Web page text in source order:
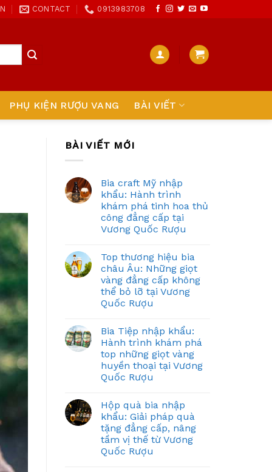
CONTACT 0913983708
PHỤ KIỆN RƯỢU VANG BÀI VIẾT
BÀI VIẾT MỚI
Bia craft Mỹ nhập
khẩu: Hành trình
khám phá tinh hoa thủ
công đẳng cấp tại
Vương Quốc Rượu
Top thương hiệu bia
châu Âu: Những giọt
vàng đẳng cấp không
thể bỏ lỡ tại Vương
Quốc Rượu
Bia Tiệp nhập khẩu:
Hành trình khám phá
top những giọt vàng
huyền thoại tại Vương
Quốc Rượu
Hộp quà bia nhập
khẩu: Giải pháp quà
tặng đẳng cấp, nâng
tầm vị thế từ Vương
Quốc Rượu